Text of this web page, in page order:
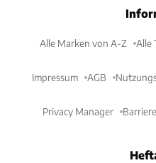
Alle Marken von A-Z Alle
Impressum AGB
Privacy Manager